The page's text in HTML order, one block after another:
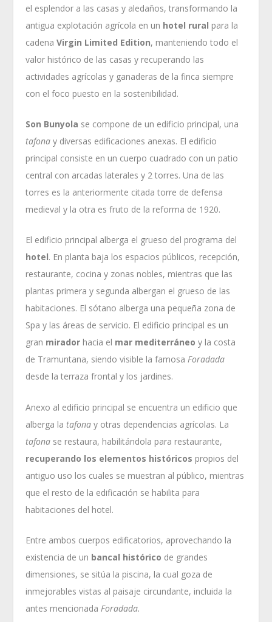
el esplendor a las casas y aledaños, transformando la
antigua explotación agrícola en un hotel rural para la
cadenaVirgin Limited Edition, manteniendo todo el
valor histórico de las casas y recuperando las
actividades agrícolas y ganaderas de la finca siempre
con el foco puesto en la sostenibilidad.
Son Bunyola se compone de un edificio principal, una
tafona y diversas edificaciones anexas. El edificio
principal consiste en un cuerpo cuadrado con un patio
central con arcadas laterales y 2 torres. Una de las
torres es la anteriormente citada torre de defensa
medieval y la otra es fruto de la reforma de 1920.
El edificio principal alberga el grueso del programa del
hotel. En planta baja los espacios públicos, recepción,
restaurante, cocina y zonas nobles, mientras que las
plantas primera y segunda albergan el grueso de las
habitaciones. El sótano alberga una pequeña zona de
Spa y las áreas de servicio. El edificio principal es un
gran mirador hacia el mar mediterráneo y la costa
de Tramuntana, siendo visible la famosaForadada
desde la terraza frontal y los jardines.
Anexo al edificio principal se encuentra un edificio que
alberga latafona y otras dependencias agrícolas. La
tafona se restaura, habilitándola para restaurante,
recuperando los elementos históricos propios del
antiguo uso los cuales se muestran al público, mientras
que el resto de la edificación se habilita para
habitaciones del hotel.
Entre ambos cuerpos edificatorios, aprovechando la
existencia de un bancal histórico de grandes
dimensiones, se sitúa la piscina, la cual goza de
inmejorables vistas al paisaje circundante, incluida la
antes mencionadaForadada.